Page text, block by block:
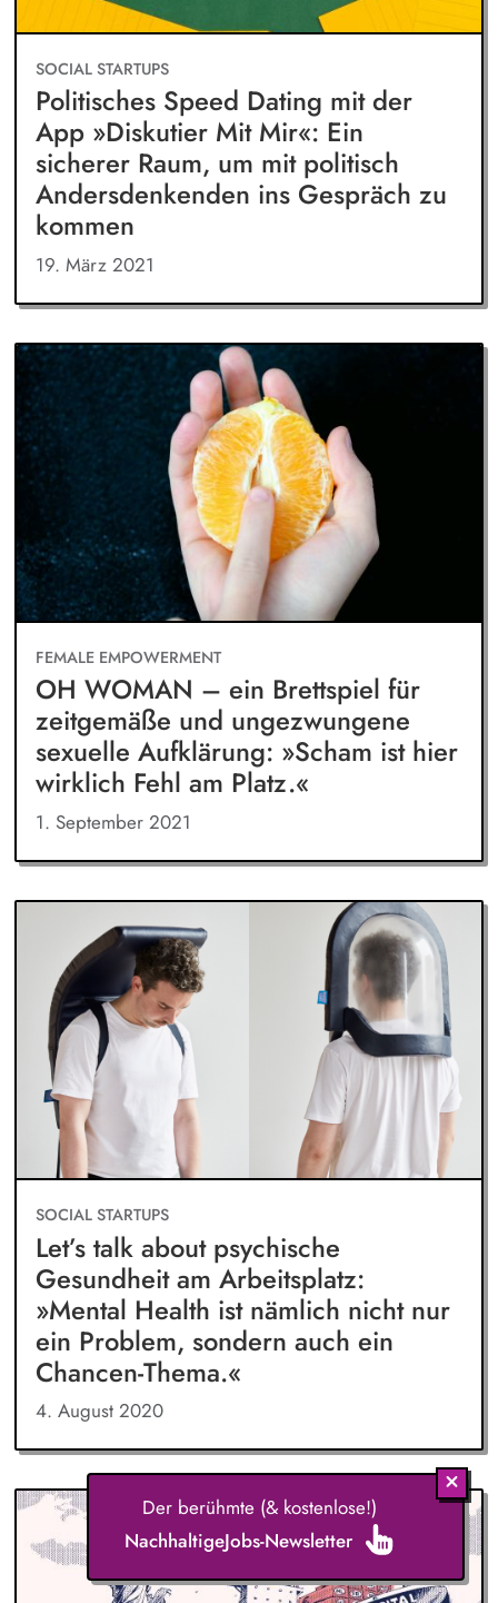
SOCIAL STARTUPS
Politisches Speed Dating mit der
App »Diskutier Mit Mir«: Ein
sicherer Raum, um mit politisch
Andersdenkenden ins Gespräch zu
kommen
19. März 2021
FEMALE EMPOWERMENT
OH WOMAN – ein Brettspiel für
zeitgemäße und ungezwungene
sexuelle Aufklärung: »Scham ist hier
wirklich Fehl am Platz.«
1. September 2021
SOCIAL STARTUPS
Let’s talk about psychische
Gesundheit am Arbeitsplatz:
»Mental Health ist nämlich nicht nur
ein Problem, sondern auch ein
Chancen-Thema.«
4. August 2020
Der berühmte (& kostenlose!)
NachhaltigeJobs-Newsletter